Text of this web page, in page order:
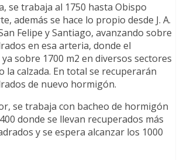
se trabaja al 1750 hasta Obispo
además se hace lo propio desde J. A.
Felipe y Santiago, avanzando sobre
en esa arteria, donde el
sobre 1700 m2 en diversos sectores
la calzada. En total se recuperarán
de nuevo hormigón.
se trabaja con bacheo de hormigón
donde se llevan recuperados más
y se espera alcanzar los 1000